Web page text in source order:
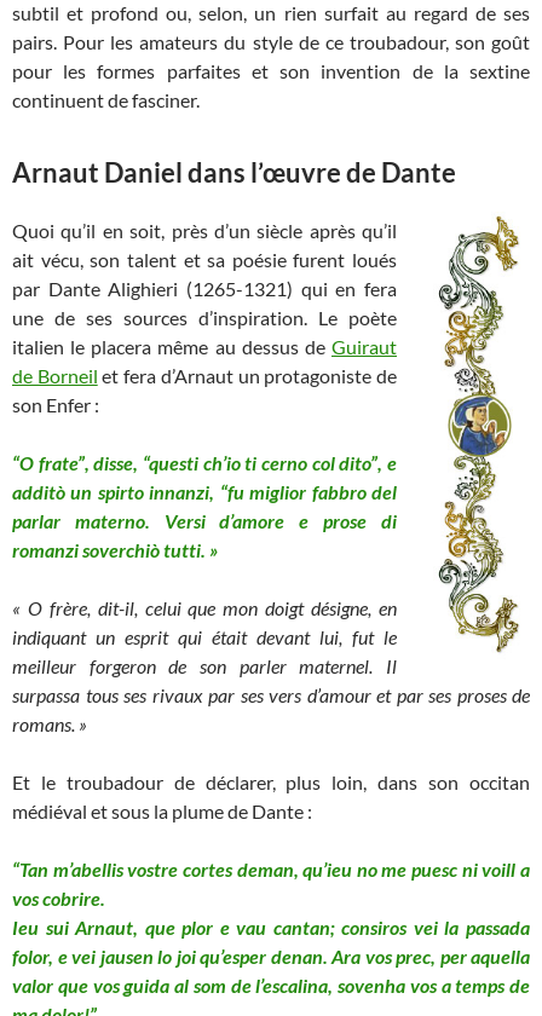
subtil et profond ou, selon, un rien surfait au regard de ses
pairs. Pour les amateurs du style de ce troubadour, son goût
pour les formes parfaites et son invention de la sextine
continuent de fasciner.
Arnaut Daniel dans l’œuvre de Dante
Quoi qu’il en soit, près d’un siècle après qu’il
ait vécu, son talent et sa poésie furent loués
par Dante Alighieri (1265-1321) qui en fera
une de ses sources d’inspiration. Le poète
italien le placera même au dessus de Guiraut
de Borneil et fera d’Arnaut un protagoniste de
son Enfer :
“O frate”, disse, “questi ch’io ti cerno col dito”, e
additò un spirto innanzi, “fu miglior fabbro del
parlar materno. Versi d’amore e prose di
romanzi soverchiò tutti. »
« O frère, dit-il, celui que mon doigt désigne, en
indiquant un esprit qui était devant lui, fut le
meilleur forgeron de son parler maternel. Il
surpassa tous ses rivaux par ses vers d’amour et par ses proses de
romans. »
Et le troubadour de déclarer, plus loin, dans son occitan
médiéval et sous la plume de Dante :
“Tan m’abellis vostre cortes deman, qu’ieu no me puesc ni voill a
vos cobrire.
Ieu sui Arnaut, que plor e vau cantan; consiros vei la passada
folor, e vei jausen lo joi qu’esper denan. Ara vos prec, per aquella
valor que vos guida al som de l’escalina, sovenha vos a temps de